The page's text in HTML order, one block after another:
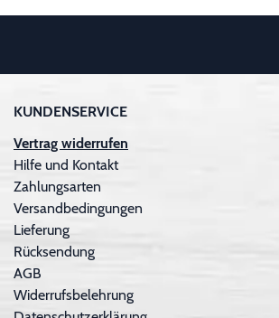
KUNDENSERVICE
Vertrag widerrufen
Hilfe und Kontakt
Zahlungsarten
Versandbedingungen
Lieferung
Rücksendung
AGB
Widerrufsbelehrung